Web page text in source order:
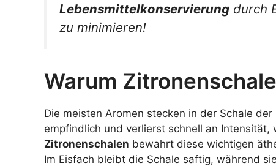
Lebensmittelkonservierung durch
zu minimieren!
Warum
Die meisten Aromen stecken in der Schale
empfindlich und verlierst schnell an
Zitronenschalen bewahrt diese wichtigen
Im Eisfach bleibt die Schale saftig, während